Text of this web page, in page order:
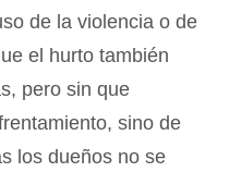
de la violencia o de
el hurto también
pero sin que
sino de
los dueños no se